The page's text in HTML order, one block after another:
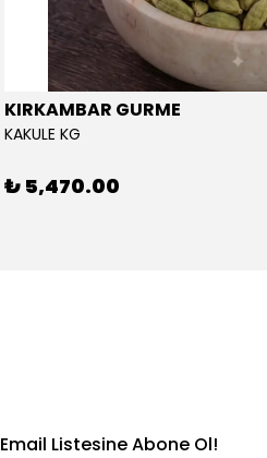
KIRKAMBAR GURME
KAKULE KG
₺ 5,470.00
Email Listesine Abone Ol!